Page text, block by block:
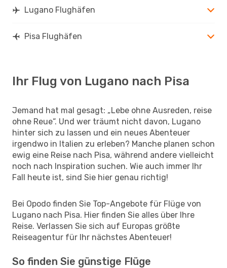
Lugano Flughäfen
Pisa Flughäfen
Ihr Flug von Lugano nach Pisa
Jemand hat mal gesagt: „Lebe ohne Ausreden, reise
ohne Reue“. Und wer träumt nicht davon, Lugano
hinter sich zu lassen und ein neues Abenteuer
irgendwo in Italien zu erleben? Manche planen schon
ewig eine Reise nach Pisa, während andere vielleicht
noch nach Inspiration suchen. Wie auch immer Ihr
Fall heute ist, sind Sie hier genau richtig!
Bei Opodo finden Sie Top-Angebote für Flüge von
Lugano nach Pisa. Hier finden Sie alles über Ihre
Reise. Verlassen Sie sich auf Europas größte
Reiseagentur für Ihr nächstes Abenteuer!
So finden Sie günstige Flüge